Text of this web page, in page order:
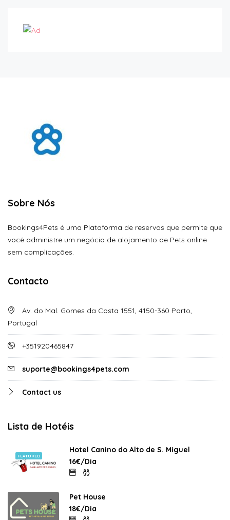
Sobre Nós
Bookings4Pets é uma Plataforma de reservas que permite que
você administre um negócio de alojamento de Pets online
sem complicações.
Contacto
Av. do Mal. Gomes da Costa 1551, 4150-360 Porto,
Portugal
+351920465847
suporte@bookings4pets.com
Contact us
Lista de Hotéis
FEATURED
Hotel Canino do Alto de S. Miguel
16€/Dia
Pet House
18€/Dia